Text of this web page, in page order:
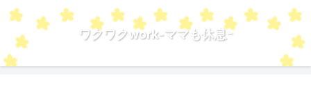
ワクワクwork-ママも休息ｰ